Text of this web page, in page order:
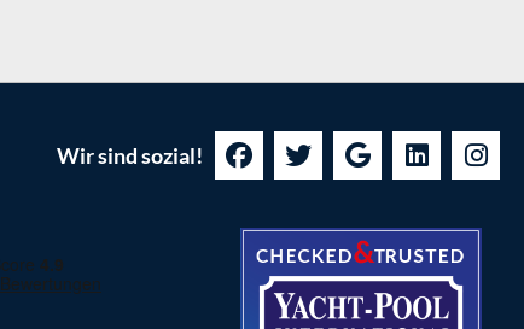
Wir sind sozial!